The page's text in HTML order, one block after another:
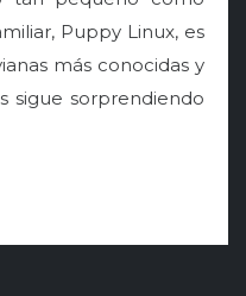
Puppy Linux, es
más conocidas y
sigue sorprendiendo